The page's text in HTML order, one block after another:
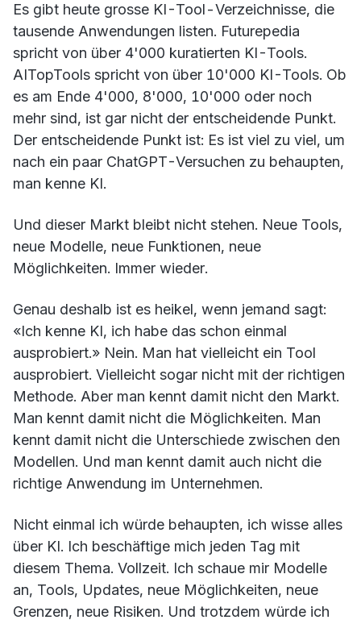
Es gibt heute grosse KI-Tool-Verzeichnisse, die
tausende Anwendungen listen. Futurepedia
spricht von über 4'000 kuratierten KI-Tools.
AITopTools spricht von über 10'000 KI-Tools. Ob
es am Ende 4'000, 8'000, 10'000 oder noch
mehr sind, ist gar nicht der entscheidende Punkt.
Der entscheidende Punkt ist: Es ist viel zu viel, um
nach ein paar ChatGPT-Versuchen zu behaupten,
man kenne KI.
Und dieser Markt bleibt nicht stehen. Neue Tools,
neue Modelle, neue Funktionen, neue
Möglichkeiten. Immer wieder.
Genau deshalb ist es heikel, wenn jemand sagt:
«Ich kenne KI, ich habe das schon einmal
ausprobiert.» Nein. Man hat vielleicht ein Tool
ausprobiert. Vielleicht sogar nicht mit der richtigen
Methode. Aber man kennt damit nicht den Markt.
Man kennt damit nicht die Möglichkeiten. Man
kennt damit nicht die Unterschiede zwischen den
Modellen. Und man kennt damit auch nicht die
richtige Anwendung im Unternehmen.
Nicht einmal ich würde behaupten, ich wisse alles
über KI. Ich beschäftige mich jeden Tag mit
diesem Thema. Vollzeit. Ich schaue mir Modelle
an, Tools, Updates, neue Möglichkeiten, neue
Grenzen, neue Risiken. Und trotzdem würde ich